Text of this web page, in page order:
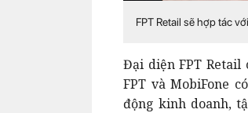
FPT Retail sẽ hợp tác
Đại diện FPT Retail
FPT và MobiFone
động kinh doanh,